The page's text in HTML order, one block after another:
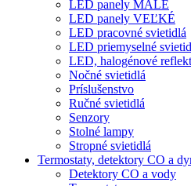
LED panely MALÉ
LED panely VEĽKÉ
LED pracovné svietidlá
LED priemyselné
LED, halogénové
Nočné svietidlá
Príslušenstvo
Ručné svietidlá
Senzory
Stolné lampy
Stropné svietidlá
Termostaty, detektory CO a
Detektory CO a vody